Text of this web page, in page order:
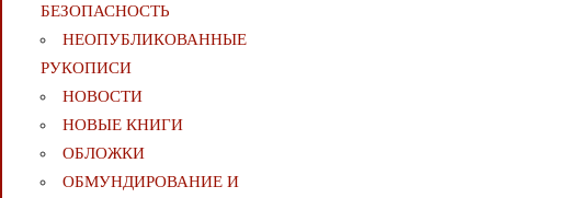
БЕЗОПАСНОСТЬ
НЕОПУБЛИКОВАННЫЕ
РУКОПИСИ
НОВОСТИ
НОВЫЕ КНИГИ
ОБЛОЖКИ
ОБМУНДИРОВАНИЕ И